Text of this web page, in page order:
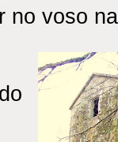
no voso